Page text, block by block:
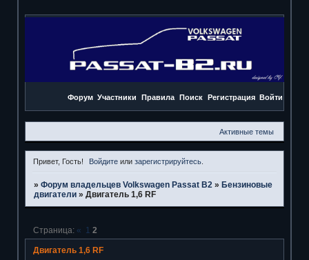
Форум Участники Правила Поиск Регистрация Войти
Активные темы
Привет, Гость! Войдите илизарегистрируйтесь
» Форум владельцев Volkswagen Passat B2 » Бензиновые
двигатели » Двигатель 1,6 RF
Двигатель 1,6 RF
Страница: « 1 2